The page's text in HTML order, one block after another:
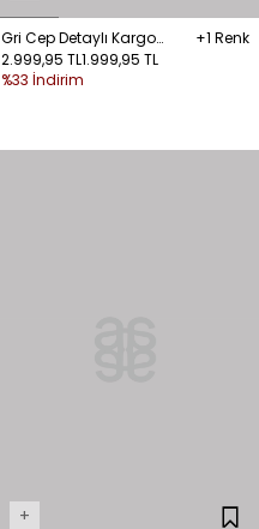
Gri Cep Detaylı Kargo
Pantolon
+1 Renk
2.999,95 TL1.999,95 TL
%33 İndirim
+